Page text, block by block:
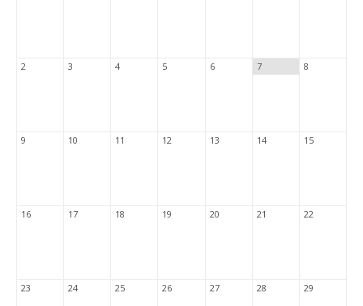
2 3 4 5 6 7 8
9 10 11 12 13 14 15
16 17 18 19 20 21 22
23 24 25 26 27 28 29